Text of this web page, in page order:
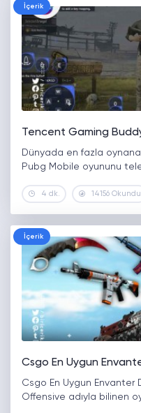
İçerik
Tencent Gaming
Dünyada en fazla
Pubg Mobile oyununu
4 dk. 14156 Okundu
İçerik
Csgo En Uygun
Csgo En Uygun Envanter
Offensive adıyla bilinen